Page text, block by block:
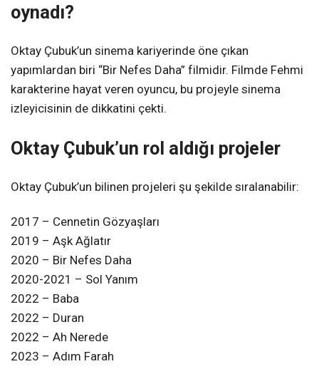
oynadı?
Oktay Çubuk’un sinema kariyerinde öne çıkan
yapımlardan biri “Bir Nefes Daha” filmidir. Filmde Fehmi
karakterine hayat veren oyuncu, bu projeyle sinema
izleyicisinin de dikkatini çekti.
Oktay Çubuk’un rol aldığı projeler
Oktay Çubuk’un bilinen projeleri şu şekilde sıralanabilir:
2017 – Cennetin Gözyaşları
2019 – Aşk Ağlatır
2020 – Bir Nefes Daha
2020-2021 – Sol Yanım
2022 – Baba
2022 – Duran
2022 – Ah Nerede
2023 – Adım Farah